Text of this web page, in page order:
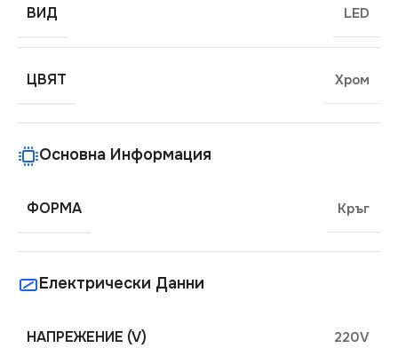
ВИД LED
ЦВЯТ Хром
Основна Информация
ФОРМА Кръг
Електрически Данни
НАПРЕЖЕНИЕ (V) 220V